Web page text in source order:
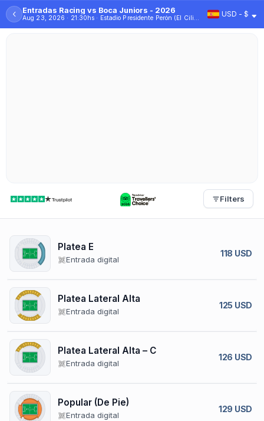
‹ Entradas Racing vs Boca Juniors - 2026
Aug 23, 2026 · 21:30hs · Estadio Presidente Perón (El Cilindro) USD - $
Filters
Platea E
Entrada digital
118 USD
Platea Lateral Alta
Entrada digital
125 USD
Platea Lateral Alta – C
Entrada digital
126 USD
Popular (De Pie)
Entrada digital
129 USD